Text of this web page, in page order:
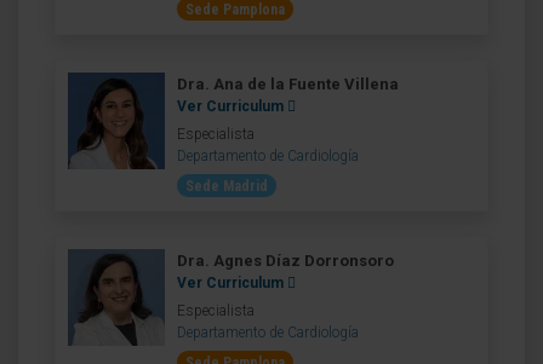
Sede Pamplona
Dra. Ana de la Fuente Villena
Ver Curriculum
Especialista
Departamento de Cardiología
Sede Madrid
Dra. Agnes Díaz Dorronsoro
Ver Curriculum
Especialista
Departamento de Cardiología